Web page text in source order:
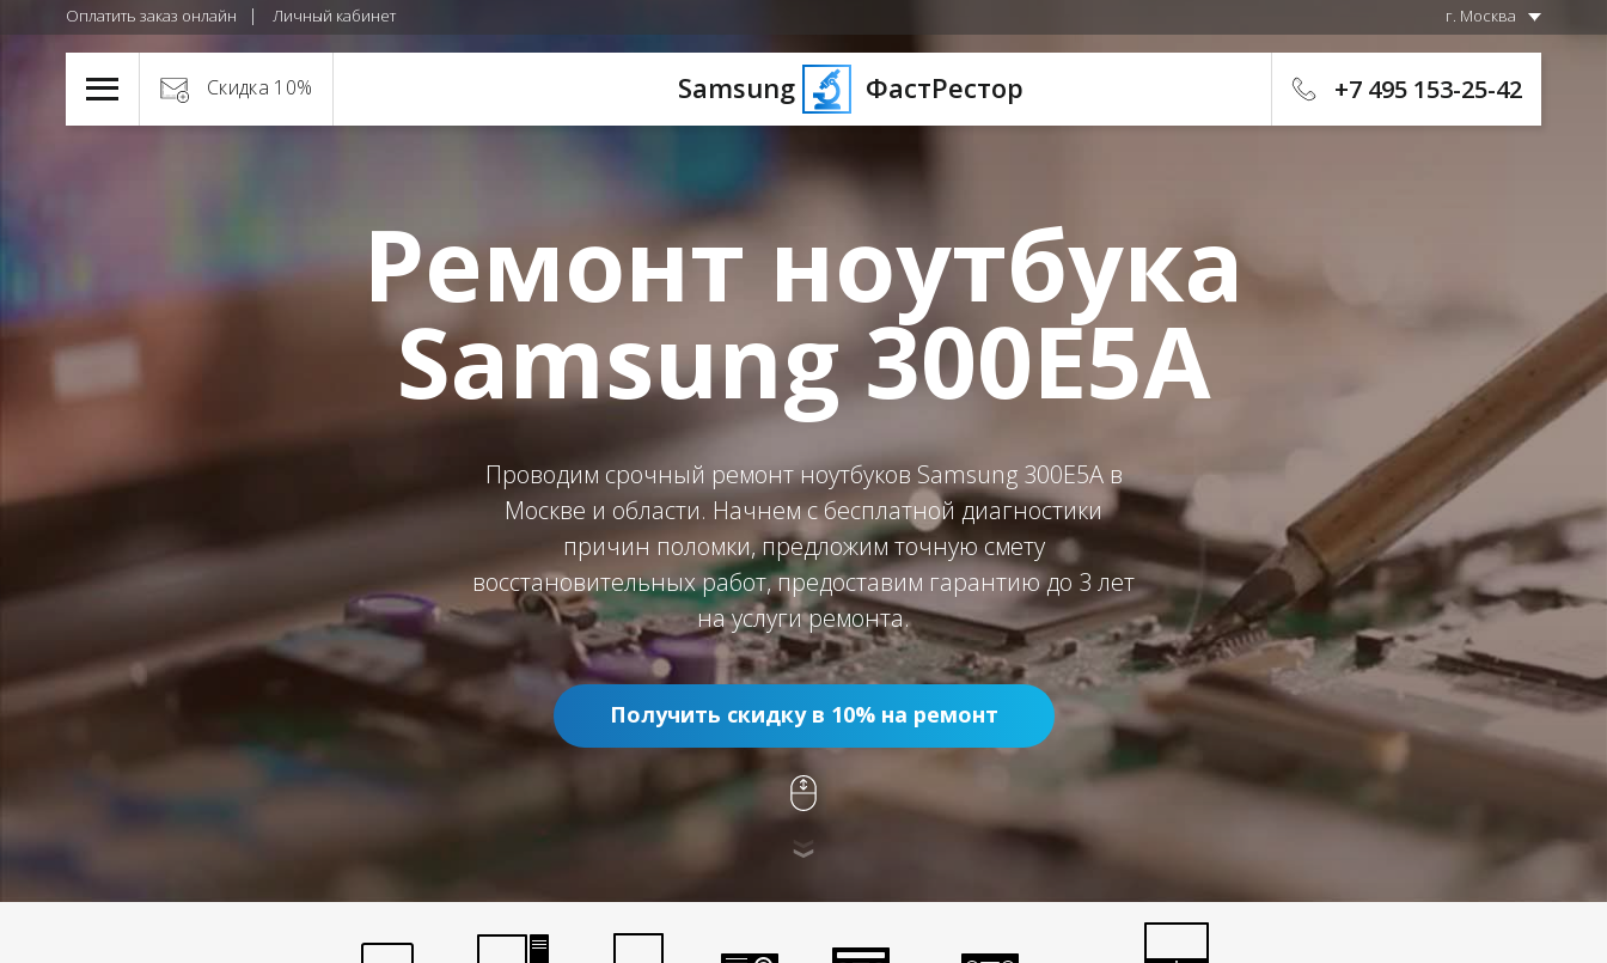
Оплатить заказ онлайн Личный кабинет г. Москва
Samsung ФастРестор
Скидка 10% +7 495 153-25-42
Ремонт ноутбука
Samsung 300E5A
Проводим срочный ремонт ноутбуков Samsung 300E5A в
Москве и области. Начнем с бесплатной диагностики
причин поломки, предложим точную смету
восстановительных работ, предоставим гарантию до 3 лет
на услуги ремонта.
Получить скидку в 10% на ремонт